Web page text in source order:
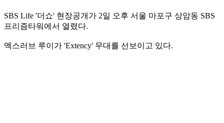
SBS Life '더쇼' 현장공개가 2일 오후 서울 마포구 상암동 SBS
프리즘타워에서 열렸다.
엑스러브 루이가 'Extency' 무대를 선보이고 있다.